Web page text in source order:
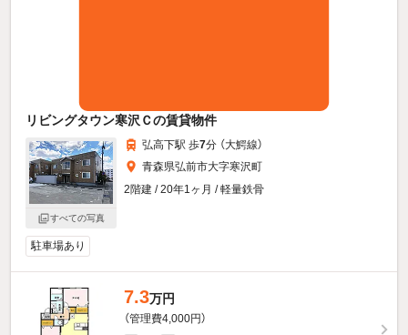
リビングタウン寒沢Ｃの賃貸物件
すべての写真
弘高下駅 歩7分 （大鰐線）
青森県弘前市大字寒沢町
2階建 / 20年1ヶ月 / 軽量鉄骨
駐車場あり
7.3万円
（管理費4,000円）